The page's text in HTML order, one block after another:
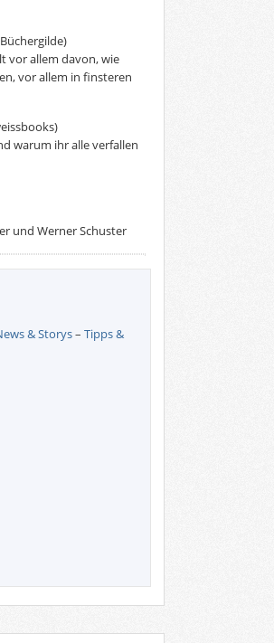
vor allem davon, wie
vor allem in finsteren
warum ihr alle verfallen
und Werner Schuster
& Storys– Tipps &